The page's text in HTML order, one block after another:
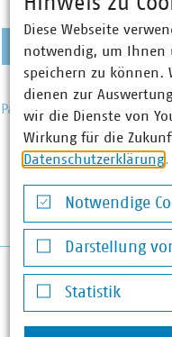
Passwort vergessen?
Diese Webseite
notwendig, um Ihnen
speichern zu können.
dienen zur
wir die Dienste von
Wirkung für die
Datenschutzerklärung.
Notwendige
Notwendige
Darstellung
Darstellung von
Statistik
Statistik